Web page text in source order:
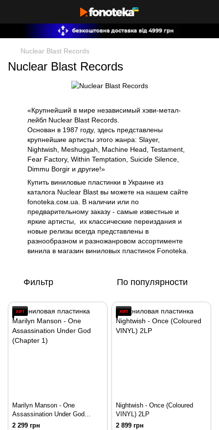
Nuclear Blast Records
Nuclear Blast Records
«Крупнейший в мире независимый хэви-метал-
лейбл Nuclear Blast Records.
Основан в 1987 году, здесь представлены
крупнейшие артисты этого жанра: Slayer,
Nightwish, Meshuggah, Machine Head, Testament,
Fear Factory, Within Temptation, Suicide Silence,
Dimmu Borgir и другие!»
Купить виниловые пластинки в Украине из
каталога Nuclear Blast вы можете на нашем сайте
fonoteka.сом.ua. В наличии или по
предварительному заказу - самые известные и
яркие артисты, их классические переиздания и
новые релизы всегда представлены в
разнообразном и разножанровом ассортименте
винила в магазин виниловых пластинок Fonoteka.
Фильтр По популярности
хит
Marilyn Manson - One
Assassination Under God
(Chapter 1)
2 299 грн
хит
Nightwish - Once (Coloured
VINYL) 2LP
2 899 грн